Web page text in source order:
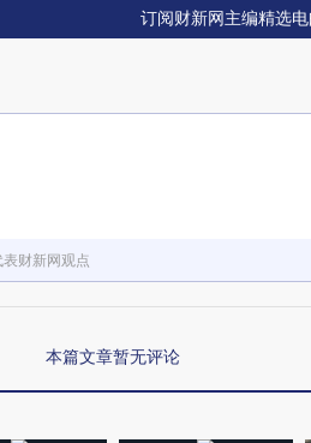
订阅财新网主编精选
财新网观点
本篇文章暂无评论